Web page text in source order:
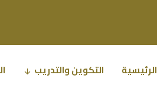
الرئيسية التكوين والتدريب